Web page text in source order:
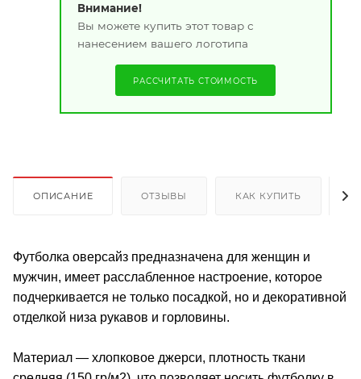
Внимание!
Вы можете купить этот товар с
нанесением вашего логотипа
РАССЧИТАТЬ СТОИМОСТЬ
ОПИСАНИЕ ОТЗЫВЫ КАК КУПИТЬ
Футболка оверсайз предназначена для женщин и
мужчин, имеет расслабленное настроение, которое
подчеркивается не только посадкой, но и декоративной
отделкой низа рукавов и горловины.
Материал — хлопковое джерси, плотность ткани